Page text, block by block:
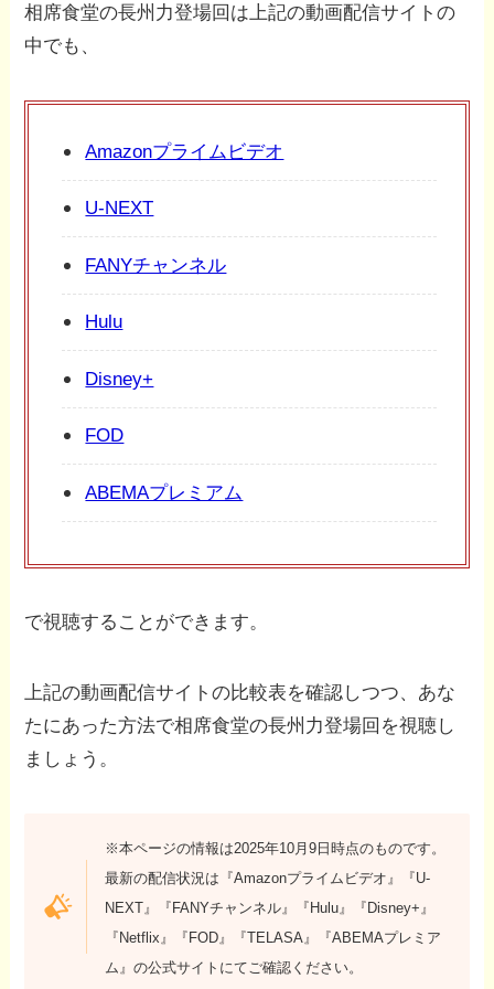
相席食堂の長州力登場回は上記の動画配信サイトの
中でも、
Amazonプライムビデオ
U-NEXT
FANYチャンネル
Hulu
Disney+
FOD
ABEMAプレミアム
で視聴することができます。
上記の動画配信サイトの比較表を確認しつつ、あな
たにあった方法で相席食堂の長州力登場回を視聴し
ましょう。
※本ページの情報は2025年10月9日時点のものです。
最新の配信状況は『Amazonプライムビデオ』『U-
NEXT』『FANYチャンネル』『Hulu』『Disney+』
『Netflix』『FOD』『TELASA』『ABEMAプレミア
ム』の公式サイトにてご確認ください。